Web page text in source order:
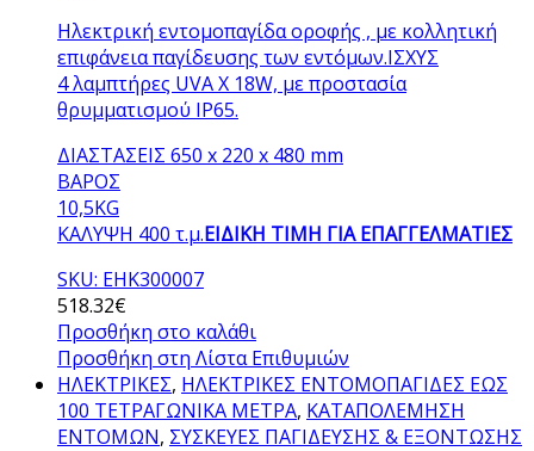
Ηλεκτρική εντομοπαγίδα οροφής , με κολλητική
επιφάνεια παγίδευσης των εντόμων.ΙΣΧΥΣ
4 λαμπτήρες UVA X 18W, με προστασία
θρυμματισμού IP65.
ΔΙΑΣΤΑΣΕΙΣ 650 x 220 x 480 mm
ΒΑΡΟΣ
10,5KG
ΚΑΛΥΨΗ 400 τ.μ.ΕΙΔΙΚΗ ΤΙΜΗ ΓΙΑ ΕΠΑΓΓΕΛΜΑΤΙΕΣ
SKU: EHK300007
518.32€
Προσθήκη στο καλάθι
Προσθήκη στη Λίστα Επιθυμιών
ΗΛΕΚΤΡΙΚΕΣ, ΗΛΕΚΤΡΙΚΕΣ ΕΝΤΟΜΟΠΑΓΙΔΕΣ ΕΩΣ
100 ΤΕΤΡΑΓΩΝΙΚΑ ΜΕΤΡΑ, ΚΑΤΑΠΟΛΕΜΗΣΗ
ΕΝΤΟΜΩΝ, ΣΥΣΚΕΥΕΣ ΠΑΓΙΔΕΥΣΗΣ & ΕΞΟΝΤΩΣΗΣ